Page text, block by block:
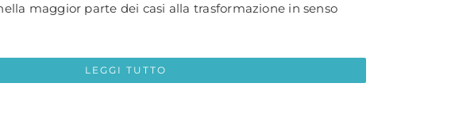
maggior parte dei casi alla trasformazione in senso
LEGGI TUTTO